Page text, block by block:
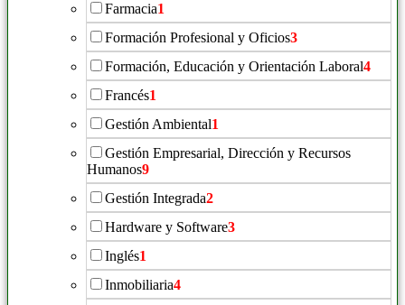
Farmacia1
Formación Profesional y Oficios3
Formación, Educación y Orientación Laboral4
Francés1
Gestión Ambiental1
Gestión Empresarial, Dirección y Recursos
Humanos9
Gestión Integrada2
Hardware y Software3
Inglés1
Inmobiliaria4